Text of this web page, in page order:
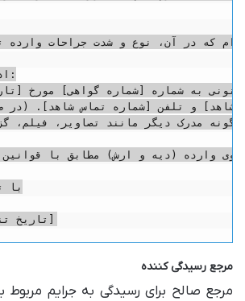
که در آن، نوع و شدت جراحات وارده
وارده (دیه و ارش) مطابق با قوانین
با
مرجع رسیدگی کننده
مرجع صالح برای رسیدگی به جرایم مربوط